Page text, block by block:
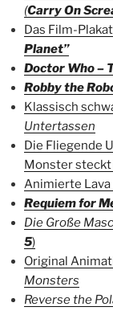
(Carry On
Das Film-Plakat
Planet”
Doctor Who –
Robby the
Klassisch
Untertassen
Die Fliegende
Monster
Animierte Lava
Requiem for
Die Große
5)
Original
Monsters
Reverse the